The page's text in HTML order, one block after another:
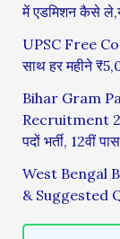
में एडमिशन कैसे
UPSC Free
साथ हर महीने
Bihar Gram
Recruitment
पदों भर्ती, 12वीं
West Bengal
& Suggested